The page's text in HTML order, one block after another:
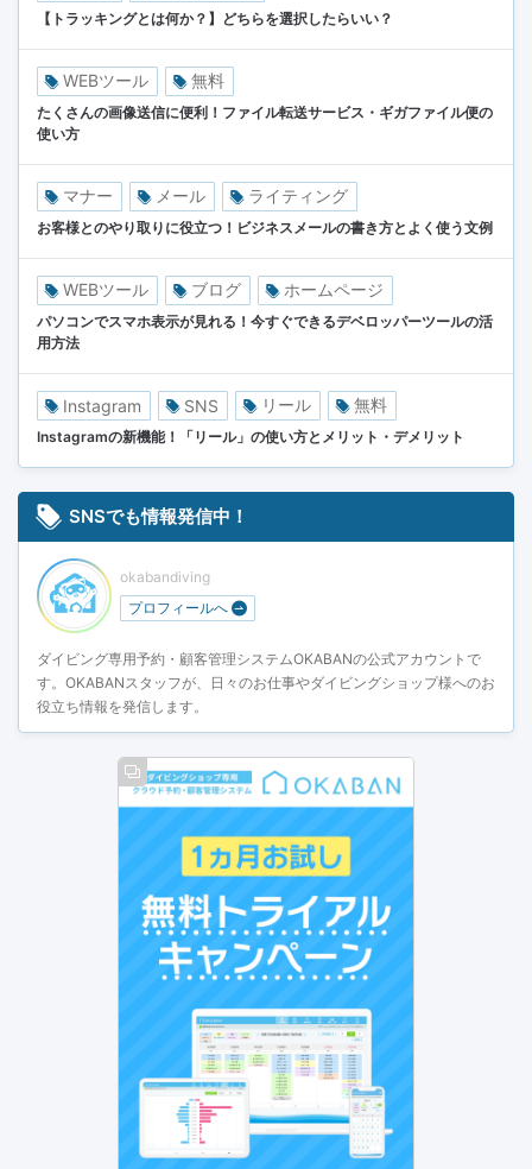
【トラッキングとは何か？】どちらを選択したらいい？
WEBツール 無料
たくさんの画像送信に便利！ファイル転送サービス・ギガファイル便の
使い方
マナー メール ライティング
お客様とのやり取りに役立つ！ビジネスメールの書き方とよく使う文例
WEBツール ブログ ホームページ
パソコンでスマホ表示が見れる！今すぐできるデベロッパーツールの活
用方法
Instagram SNS リール 無料
Instagramの新機能！「リール」の使い方とメリット・デメリット
SNSでも情報発信中！
okabandiving
プロフィールへ
ダイビング専用予約・顧客管理システムOKABANの公式アカウントで
す。OKABANスタッフが、日々のお仕事やダイビングショップ様へのお
役立ち情報を発信します。